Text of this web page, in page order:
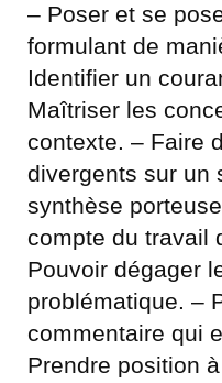
– Poser et se
formulant de
Identifier un
Maîtriser les
contexte. – Faire
divergents sur un
synthèse
compte du travail
Pouvoir dégager
problématique. –
commentaire qui
Prendre position